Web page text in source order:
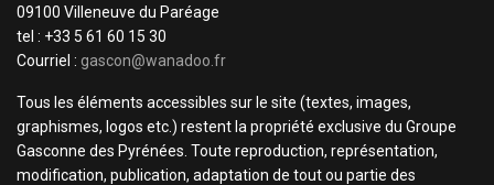
09100 Villeneuve du Paréage
tel : +33 5 61 60 15 30
Courriel : gascon@wanadoo.fr
Tous les éléments accessibles sur le site (textes, images,
graphismes, logos etc.) restent la propriété exclusive du Groupe
Gasconne des Pyrénées. Toute reproduction, représentation,
modification, publication, adaptation de tout ou partie des